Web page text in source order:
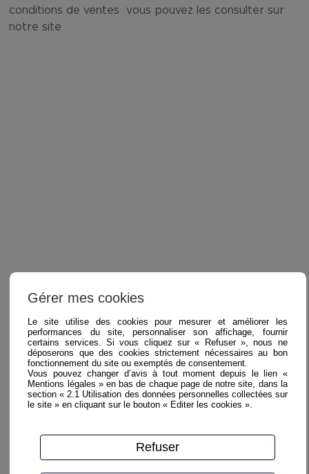
conditions de ventes vous pouvez les consulter sur
notre site
Gérer mes cookies
Le site utilise des cookies pour mesurer et améliorer les
performances du site, personnaliser son affichage, fournir
certains services. Si vous cliquez sur « Refuser », nous ne
déposerons que des cookies strictement nécessaires au bon
fonctionnement du site ou exemptés de consentement.
Vous pouvez changer d’avis à tout moment depuis le lien «
Mentions légales » en bas de chaque page de notre site, dans la
section « 2.1 Utilisation des données personnelles collectées sur
le site » en cliquant sur le bouton « Editer les cookies ».
Refuser